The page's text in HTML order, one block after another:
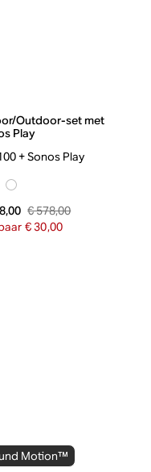
Outdoor-set met
Play
+ Sonos Play
€ 578,00
€ 30,00
Motion™